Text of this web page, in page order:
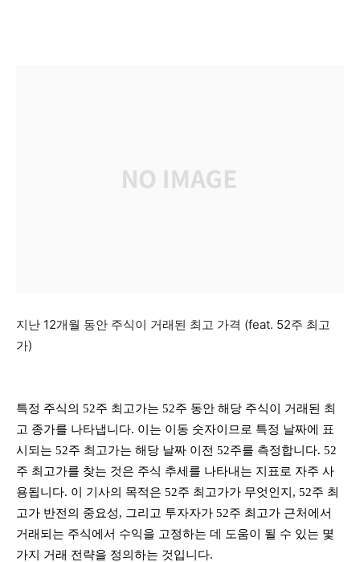
지난 12개월 동안 주식이 거래된 최고 가격 (feat. 52주 최고
가)
특정 주식의 52주 최고가는 52주 동안 해당 주식이 거래된 최
고 종가를 나타냅니다. 이는 이동 숫자이므로 특정 날짜에 표
시되는 52주 최고가는 해당 날짜 이전 52주를 측정합니다. 52
주 최고가를 찾는 것은 주식 추세를 나타내는 지표로 자주 사
용됩니다. 이 기사의 목적은 52주 최고가가 무엇인지, 52주 최
고가 반전의 중요성, 그리고 투자자가 52주 최고가 근처에서
거래되는 주식에서 수익을 고정하는 데 도움이 될 수 있는 몇
가지 거래 전략을 정의하는 것입니다.